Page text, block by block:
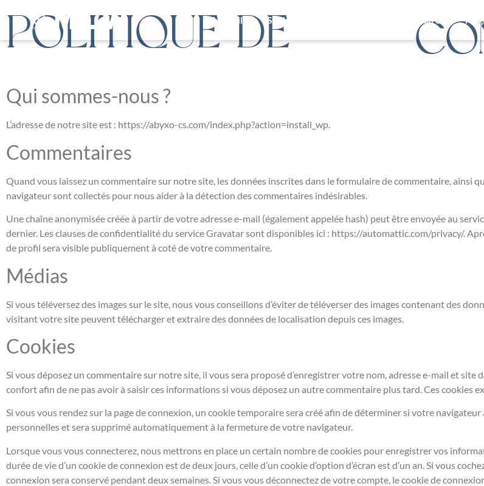
Accueil Société Savoir-Faire
POLITIQUE DE
Qui sommes-nous ?
L’adresse de notre site est : https://abyxo-cs.com/index.php?action=install_wp.
Commentaires
Quand vous laissez un commentaire sur notre site, les données inscrites dans le formulaire de commentaire, ainsi
navigateur sont collectés pour nous aider à la détection des commentaires indésirables.
Une chaîne anonymisée créée à partir de votre adresse e-mail (également appelée hash) peut être envoyée au
dernier. Les clauses de confidentialité du service Gravatar sont disponibles ici : https://automattic.com/privacy/.
de profil sera visible publiquement à coté de votre commentaire.
Médias
Si vous téléversez des images sur le site, nous vous conseillons d’éviter de téléverser des images contenant des
visitant votre site peuvent télécharger et extraire des données de localisation depuis ces images.
Cookies
Si vous déposez un commentaire sur notre site, il vous sera proposé d’enregistrer votre nom, adresse e-mail et site
confort afin de ne pas avoir à saisir ces informations si vous déposez un autre commentaire plus tard. Ces cookies
Si vous vous rendez sur la page de connexion, un cookie temporaire sera créé afin de déterminer si votre
personnelles et sera supprimé automatiquement à la fermeture de votre navigateur.
Lorsque vous vous connecterez, nous mettrons en place un certain nombre de cookies pour enregistrer vos
durée de vie d’un cookie de connexion est de deux jours, celle d’un cookie d’option d’écran est d’un an. Si vous
connexion sera conservé pendant deux semaines. Si vous vous déconnectez de votre compte, le cookie de